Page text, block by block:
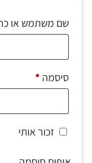
שם משתמש או
סיסמה *חובה
זכור אותי